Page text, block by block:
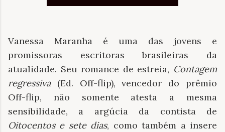
Vanessa Maranha é uma das jovens e
promissoras escritoras brasileiras da
atualidade. Seu romance de estreia, Contagem
regressiva(Ed. Off-flip), vencedor do prêmio
Off-flip, não somente atesta a mesma
sensibilidade, a argúcia da contista de
Oitocentos e sete dias, como também a insere